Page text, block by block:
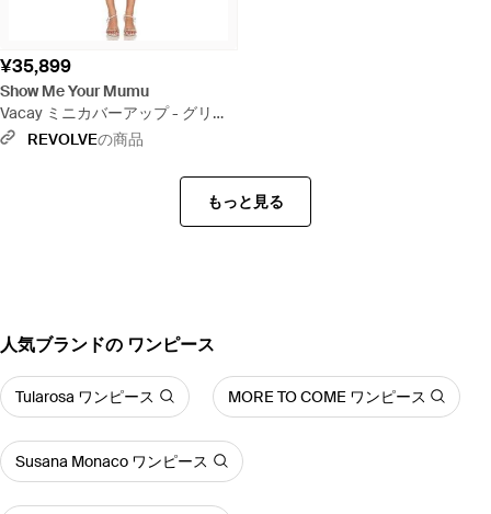
¥35,899
Show Me Your Mumu
Vacay ミニカバーアップ - グリー
ン
REVOLVEの商品
もっと見る
人気ブランドの ワンピース
Tularosa ワンピース MORE TO COME ワンピース
Susana Monaco ワンピース